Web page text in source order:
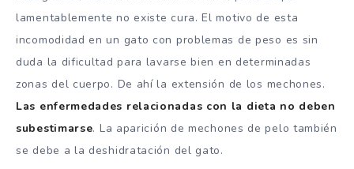
lamentablemente no existe cura. El motivo de esta
incomodidad en un gato con problemas de peso es sin
duda la dificultad para lavarse bien en determinadas
zonas del cuerpo. De ahí la extensión de los mechones.
Las enfermedades relacionadas con la dieta no deben
subestimarse. La aparición de mechones de pelo también
se debe a la deshidratación del gato.